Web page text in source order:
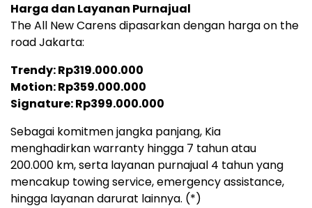
Harga dan Layanan Purnajual
The All New Carens dipasarkan dengan harga on the
road Jakarta:
Trendy: Rp319.000.000
Motion: Rp359.000.000
Signature: Rp399.000.000
Sebagai komitmen jangka panjang, Kia
menghadirkan warranty hingga 7 tahun atau
200.000 km, serta layanan purnajual 4 tahun yang
mencakup towing service, emergency assistance,
hingga layanan darurat lainnya. (*)